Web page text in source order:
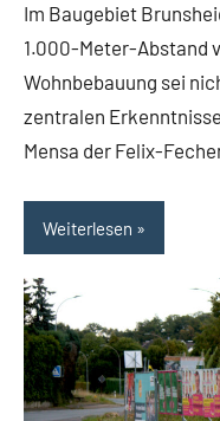
Grünen
Bürgermeisterkandidat
Kommunalwahl
2025
Leopoldshöhe
Politik
SPD
Themen
Im Baugebiet
1.000-Meter-Abstand
Wohnbebauung sei
zentralen
Mensa der Felix-
Weiterlesen